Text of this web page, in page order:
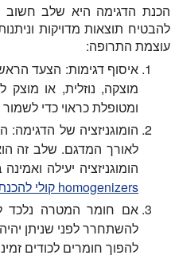
הכנת הדגימה היא שלב חשוב
להבטיח תוצאות מדויקות
עוצמת התרופה:
איסוף דגימות: הצעד
מוצקה, נוזלית, או
ומטופלת כראוי כדי לשמור
הומוגניזציה של
לאורך המדגם. שלב זה
הומוגניזציה יעילה
homogenizers קולי להכנת דגימה!
אם חומר המטרה נלכד
להשתחרר לפני שניתן
להפוך חומרים לכודים